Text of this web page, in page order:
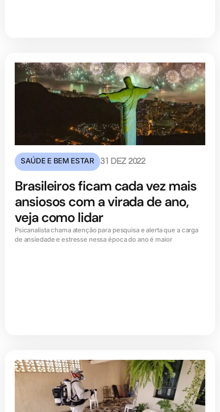
SAÚDE E BEM ESTAR 31 DEZ 2022
Brasileiros ficam cada vez mais
ansiosos com a virada de ano,
veja como lidar
Psicanalista chama atenção para pesquisa e alerta que a carga
de ansiedade e estresse nessa época do ano é maior